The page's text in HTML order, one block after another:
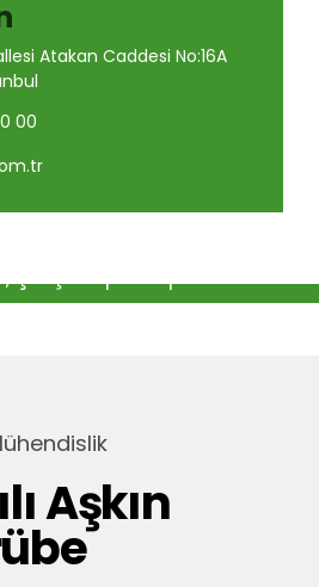
Atakan Caddesi No:16A
00
çalışma prensiplerimizin
Aşkın